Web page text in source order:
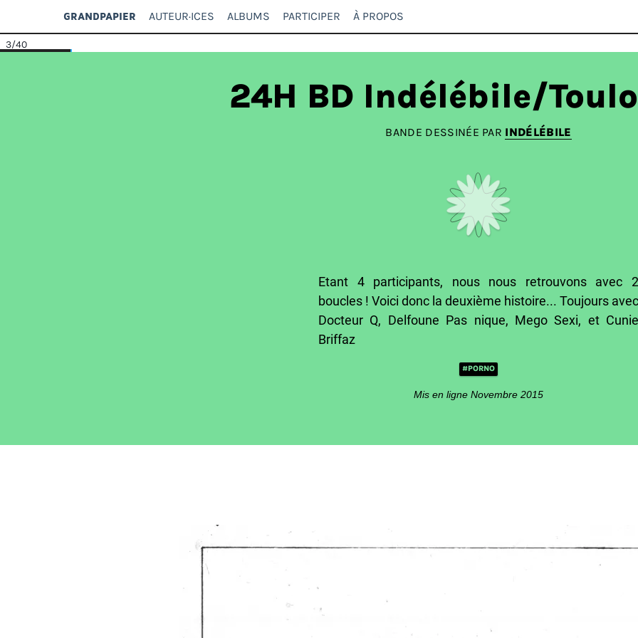
GRANDPAPIER AUTEUR·ICES ALBUMS PARTICIPER À PROPOS
3/40
24H BD Indélébile/
BANDE DESSINÉE PAR INDÉLÉBILE
Etant 4 participants, nous nous retrouvons avec 2
boucles ! Voici donc la deuxième histoire... Toujours avec
Docteur Q, Delfoune Pas nique, Mego Sexi, et Cunie
Briffaz
#PORNO
Mis en ligne Novembre 2015